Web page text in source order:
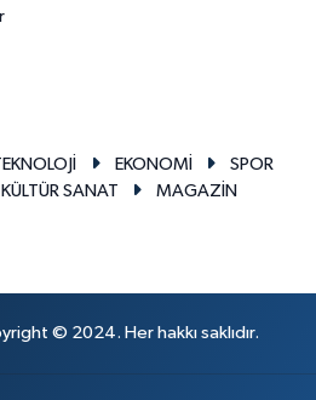
EKONOMİ
SPOR
KÜLTÜR SANAT
MAGAZİN
© 2024. Her hakkı saklıdır.